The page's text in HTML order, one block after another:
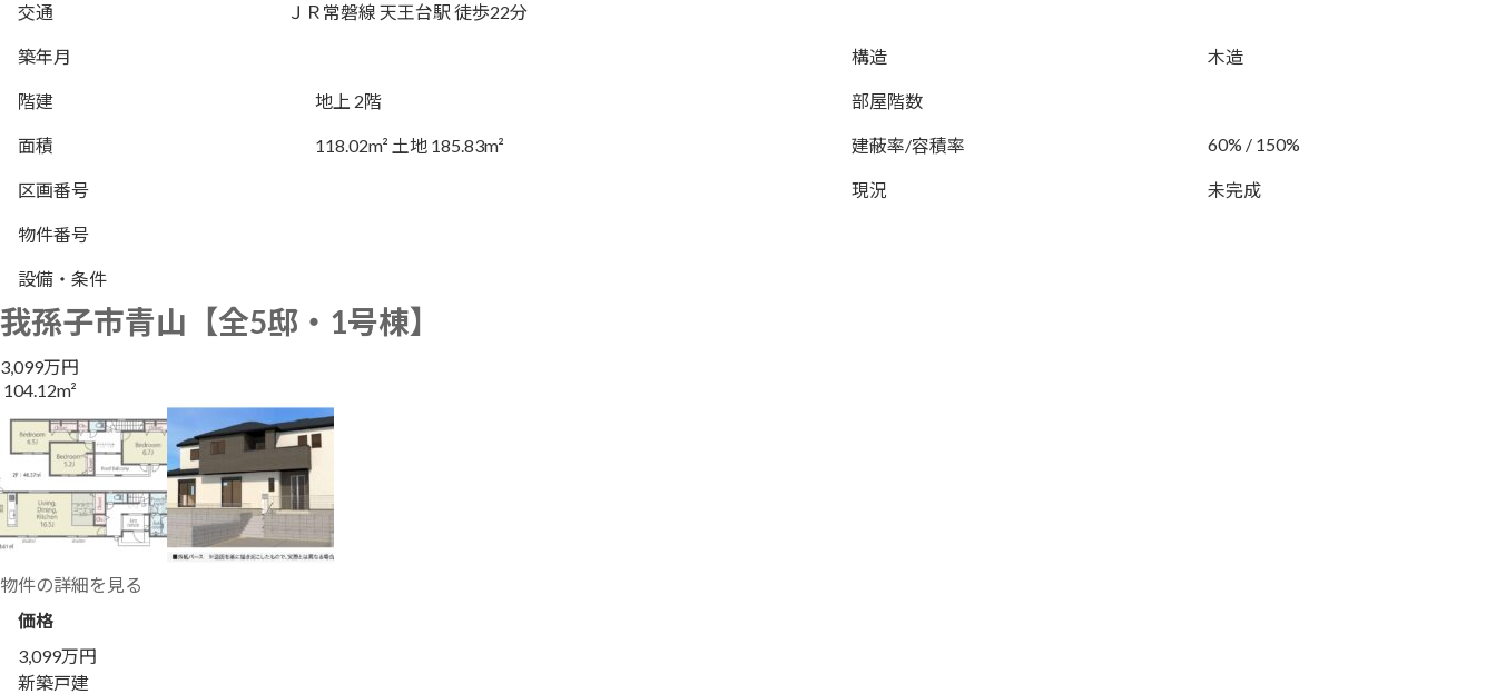
交通 ＪＲ常磐線 天王台駅 徒歩22分
築年月 構造 木造
階建 地上 2階 部屋階数
面積 118.02m² 土地 185.83m² 建蔽率/容積率 60% / 150%
区画番号 現況 未完成
物件番号
設備・条件
我孫子市青山【全5邸・1号棟】
3,099万円
104.12m²
物件の詳細を見る
価格
3,099万円
新築戸建